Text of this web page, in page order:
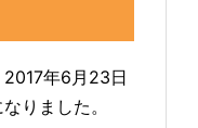
年6月23日
りました。